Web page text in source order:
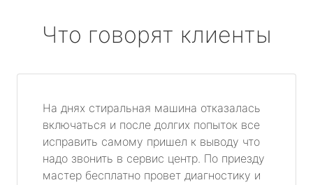
Что говорят клиенты
На днях стиральная машина отказалась
включаться и после долгих попыток все
исправить самому пришел к выводу что
надо звонить в сервис центр. По приезду
мастер бесплатно провет диагностику и